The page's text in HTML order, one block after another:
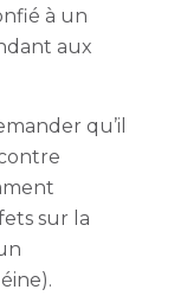
à un
aux
qu’il
sur la